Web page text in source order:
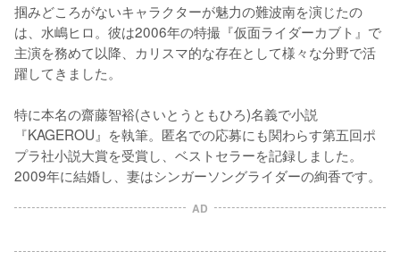
掴みどころがないキャラクターが魅力の難波南を演じたの
は、水嶋ヒロ。彼は2006年の特撮『仮面ライダーカブト』で
主演を務めて以降、カリスマ的な存在として様々な分野で活
躍してきました。
特に本名の齋藤智裕(さいとうともひろ)名義で小説
『KAGEROU』を執筆。匿名での応募にも関わらす第五回ポ
プラ社小説大賞を受賞し、ベストセラーを記録しました。
2009年に結婚し、妻はシンガーソングライダーの絢香です。
AD